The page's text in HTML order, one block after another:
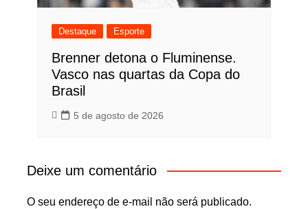
Destaque Esporte
Brenner detona o Fluminense.
Vasco nas quartas da Copa do
Brasil
5 de agosto de 2026
Deixe um comentário
O seu endereço de e-mail não será publicado.